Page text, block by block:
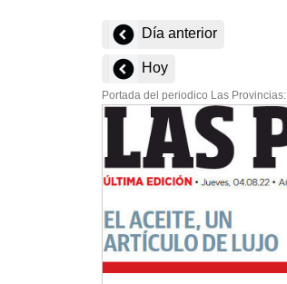
Día anterior
Hoy
Portada del periodico Las Provincias: